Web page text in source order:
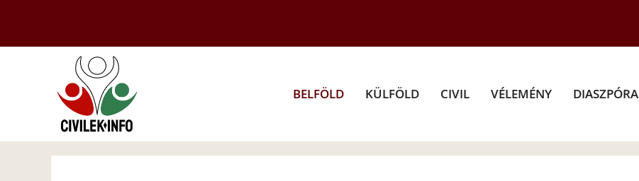
tartalomba
BELFÖLD KÜLFÖLD CIVIL VÉLEMÉNY DIASZPÓRA